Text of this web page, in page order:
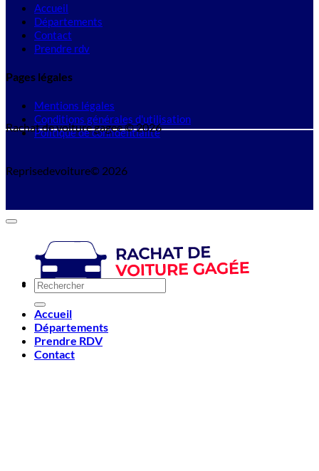
Accueil
Départements
Contact
Prendre rdv
Pages légales
Mentions légales
Conditions générales d'utilisation
Politique de confidentialité
Rachat de voiture gagee © 2026
Reprisedevoiture© 2026
Accueil
Départements
Prendre RDV
Contact